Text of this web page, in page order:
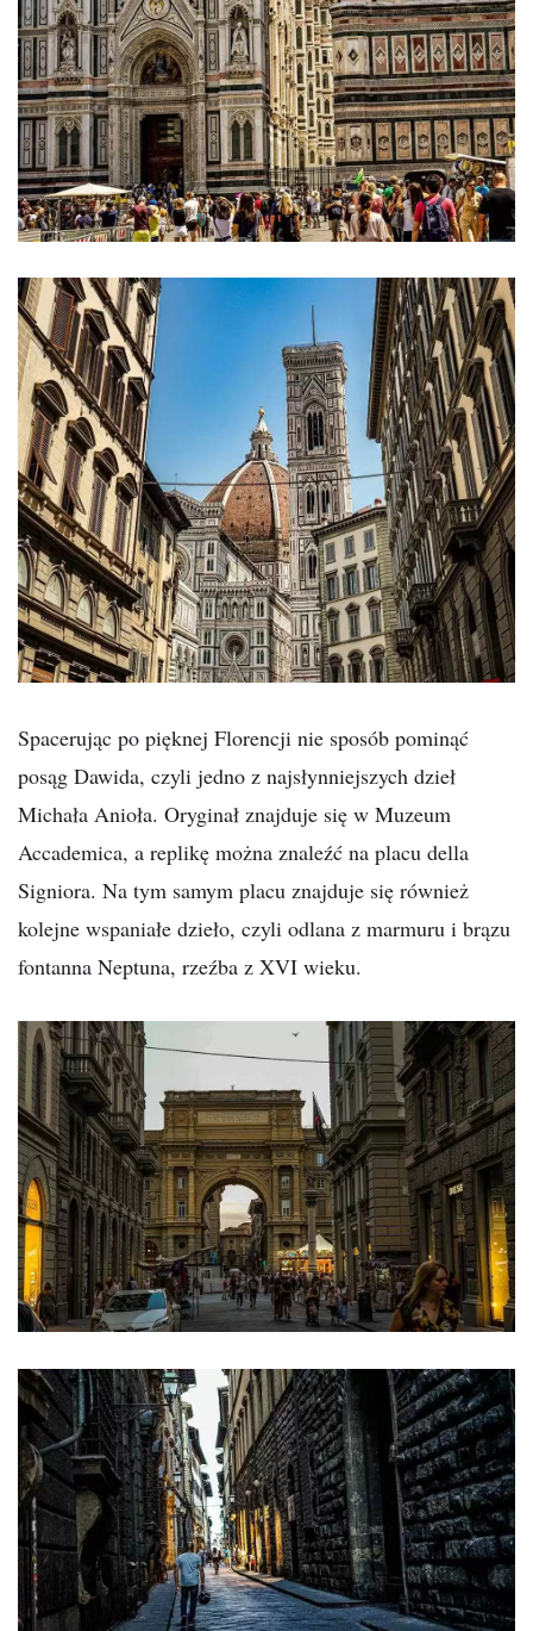
Spacerując po pięknej Florencji nie sposób pominąć
posąg Dawida, czyli jedno z najsłynniejszych dzieł
Michała Anioła. Oryginał znajduje się w Muzeum
Accademica, a replikę można znaleźć na placu della
Signiora. Na tym samym placu znajduje się również
kolejne wspaniałe dzieło, czyli odlana z marmuru i brązu
fontanna Neptuna, rzeźba z XVI wieku.